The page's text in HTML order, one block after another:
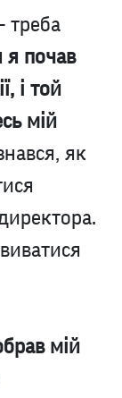
треба
я почав
і той
мій
як
мій